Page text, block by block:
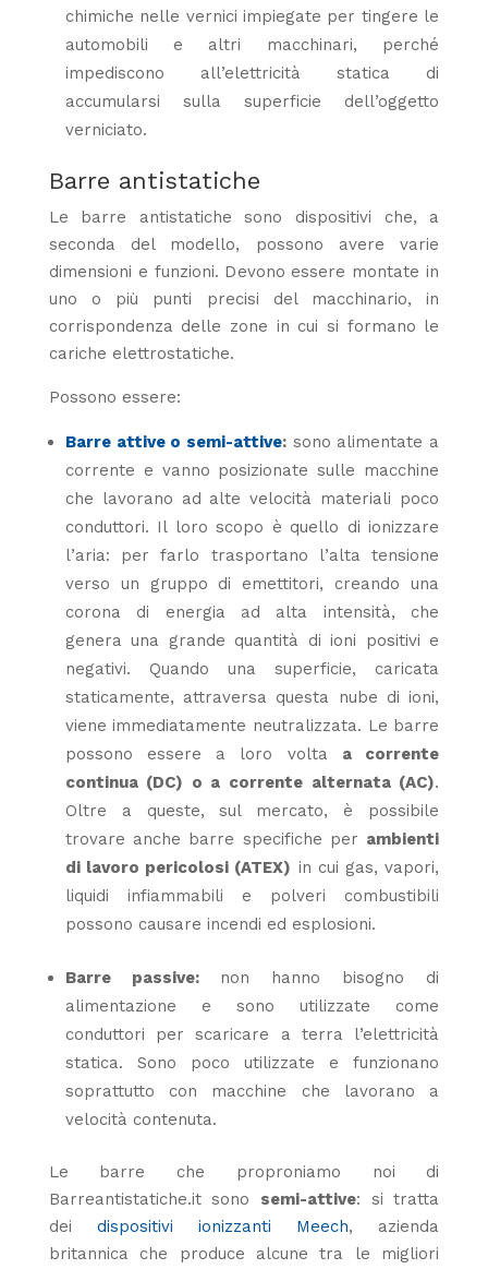
chimiche nelle vernici impiegate per tingere le
automobili e altri macchinari, perché
impediscono all’elettricità statica di
accumularsi sulla superficie dell’oggetto
verniciato.
Barre antistatiche
Le barre antistatiche sono dispositivi che, a
seconda del modello, possono avere varie
dimensioni e funzioni. Devono essere montate in
uno o più punti precisi del macchinario, in
corrispondenza delle zone in cui si formano le
cariche elettrostatiche.
Possono essere:
Barre attive o semi-attive: sono alimentate a
corrente e vanno posizionate sulle macchine
che lavorano ad alte velocità materiali poco
conduttori. Il loro scopo è quello di ionizzare
l’aria: per farlo trasportano l’alta tensione
verso un gruppo di emettitori, creando una
corona di energia ad alta intensità, che
genera una grande quantità di ioni positivi e
negativi. Quando una superficie, caricata
staticamente, attraversa questa nube di ioni,
viene immediatamente neutralizzata. Le barre
possono essere a loro volta a corrente
continua (DC) o a corrente alternata (AC).
Oltre a queste, sul mercato, è possibile
trovare anche barre specifiche per ambienti
di lavoro pericolosi (ATEX) in cui gas, vapori,
liquidi infiammabili e polveri combustibili
possono causare incendi ed esplosioni.
Barre passive: non hanno bisogno di
alimentazione e sono utilizzate come
conduttori per scaricare a terra l’elettricità
statica. Sono poco utilizzate e funzionano
soprattutto con macchine che lavorano a
velocità contenuta.
Le barre che proproniamo noi di
Barreantistatiche.it sono semi-attive: si tratta
dei dispositivi ionizzanti Meech, azienda
britannica che produce alcune tra le migliori